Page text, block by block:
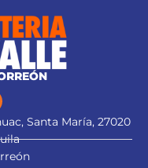
Santa María, 27020